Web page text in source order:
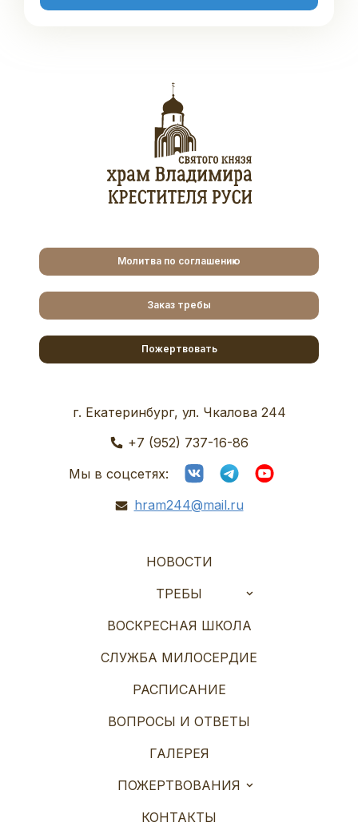
Молитва по соглашению
Заказ требы
Пожертвовать
г. Екатеринбург, ул. Чкалова 244
+7 (952) 737-16-86
Мы в соцсетях:
hram244@mail.ru
НОВОСТИ
ТРЕБЫ
ВОСКРЕСНАЯ ШКОЛА
СЛУЖБА МИЛОСЕРДИЕ
РАСПИСАНИЕ
ВОПРОСЫ И ОТВЕТЫ
ГАЛЕРЕЯ
ПОЖЕРТВОВАНИЯ
КОНТАКТЫ